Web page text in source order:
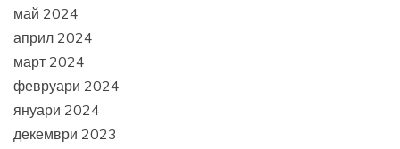
май 2024
април 2024
март 2024
февруари 2024
януари 2024
декември 2023